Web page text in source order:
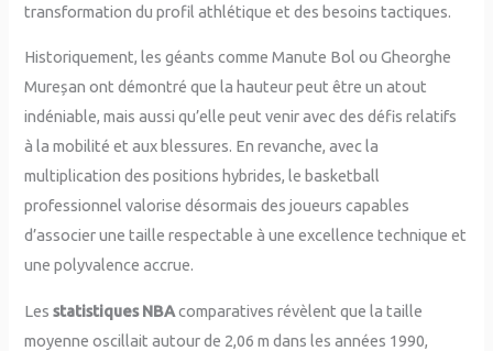
transformation du profil athlétique et des besoins tactiques.
Historiquement, les géants comme Manute Bol ou Gheorghe
Mureșan ont démontré que la hauteur peut être un atout
indéniable, mais aussi qu’elle peut venir avec des défis relatifs
à la mobilité et aux blessures. En revanche, avec la
multiplication des positions hybrides, le basketball
professionnel valorise désormais des joueurs capables
d’associer une taille respectable à une excellence technique et
une polyvalence accrue.
Lesstatistiques NBAcomparatives révèlent que la taille
moyenne oscillait autour de 2,06 m dans les années 1990,